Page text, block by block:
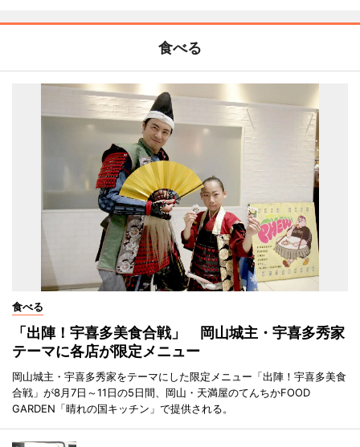
食べる
食べる
「出陣！宇喜多美食合戦」 岡山城主・宇喜多秀家
テーマに各店が限定メニュー
岡山城主・宇喜多秀家をテーマにした限定メニュー「出陣！宇喜多美食
合戦」が8月7日～11日の5日間、岡山・天満屋のてんちかFOOD
GARDEN「晴れの国キッチン」で提供される。